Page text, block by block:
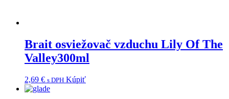
Brait osviežovač vzduchu Lily Of The
Valley300ml
2,69 € s DPH Kúpiť